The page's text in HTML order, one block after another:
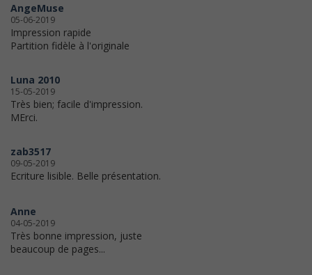
AngeMuse
05-06-2019
Impression rapide
Partition fidèle à l'originale
Luna 2010
15-05-2019
Très bien; facile d'impression.
MErci.
zab3517
09-05-2019
Ecriture lisible. Belle présentation.
Anne
04-05-2019
Très bonne impression, juste
beaucoup de pages...